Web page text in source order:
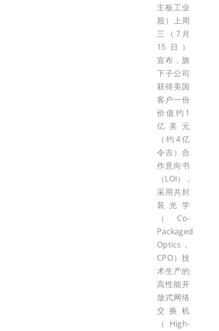
主板工业
股）上周
三（7月
15日）
宣布，旗
下子公司
获得美国
客户一份
价值约1
亿美元
（约4亿
令吉）合
作意向书
（LOI），
采用共封
装光学
（Co-
Packaged
Optics，
CPO）技
术生产的
高性能开
放式网络
交换机
（High-